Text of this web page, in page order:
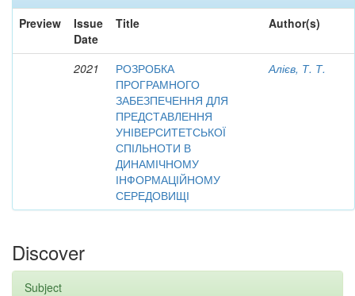
Preview
Issue
Date
Title Author(s)
2021
РОЗРОБКА
ПРОГРАМНОГО
ЗАБЕЗПЕЧЕННЯ ДЛЯ
ПРЕДСТАВЛЕННЯ
УНІВЕРСИТЕТСЬКОЇ
СПІЛЬНОТИ В
ДИНАМІЧНОМУ
ІНФОРМАЦІЙНОМУ
СЕРЕДОВИЩІ
Алієв, Т. Т.
Discover
Subject